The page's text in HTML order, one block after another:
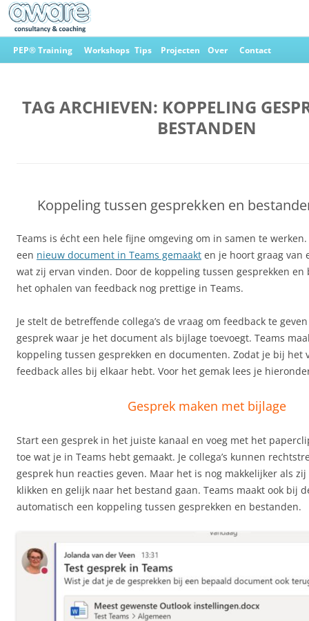
Ga
naar
PEP® Training Workshops Tips Projecten Over Contact
TAG ARCHIEVEN: KOPPELING
BESTANDEN
Koppeling tussen gesprekken en
Teams is écht een hele fijne omgeving om in samen te
een nieuw document in Teams gemaakt en je hoort graag van
wat zij ervan vinden. Door de koppeling tussen gesprekken en
het ophalen van feedback nog prettige in Teams.
Je stelt de betreffende collega’s de vraag om feedback te
gesprek waar je het document als bijlage toevoegt. Teams
koppeling tussen gesprekken en documenten. Zodat je bij het
feedback alles bij elkaar hebt. Voor het gemak lees je
Gesprek maken met bijlage
Start een gesprek in het juiste kanaal en voeg met het
toe wat je in Teams hebt gemaakt. Je collega’s kunnen
gesprek hun reacties geven. Maar het is nog makkelijker als
klikken en gelijk naar het bestand gaan. Teams maakt ook bij
automatisch een koppeling tussen gesprekken en bestanden.